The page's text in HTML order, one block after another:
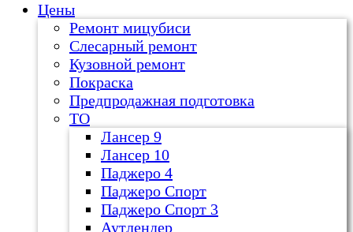
Цены
Ремонт мицубиси
Слесарный ремонт
Кузовной ремонт
Покраска
Предпродажная подготовка
ТО
Лансер 9
Лансер 10
Паджеро 4
Паджеро Спорт
Паджеро Спорт 3
Аутлендер